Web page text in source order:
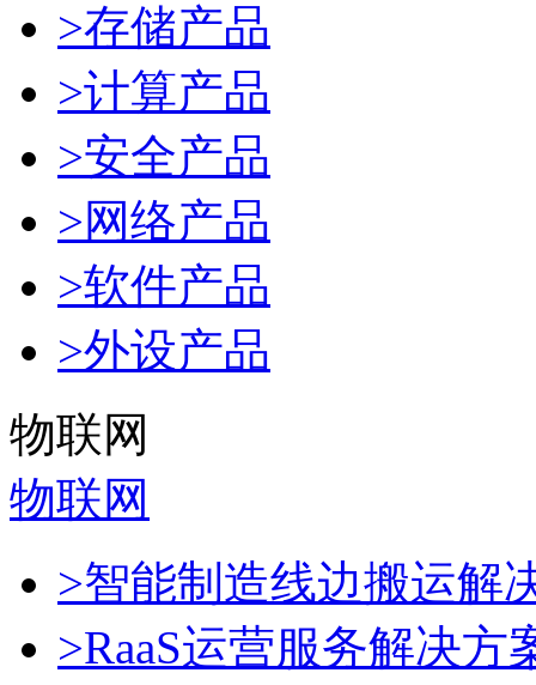
>存储产品
>计算产品
>安全产品
>网络产品
>软件产品
>外设产品
物联网
物联网
>智能制造线边搬运解
>RaaS运营服务解决方